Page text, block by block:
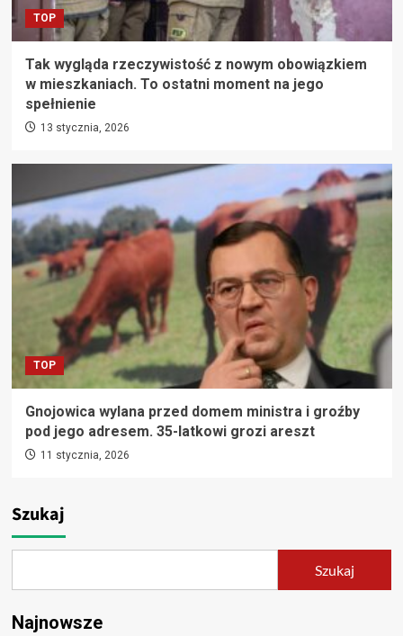
TOP
Tak wygląda rzeczywistość z nowym obowiązkiem
w mieszkaniach. To ostatni moment na jego
spełnienie
13 stycznia, 2026
TOP
Gnojowica wylana przed domem ministra i groźby
pod jego adresem. 35-latkowi grozi areszt
11 stycznia, 2026
Szukaj
Szukaj
Najnowsze